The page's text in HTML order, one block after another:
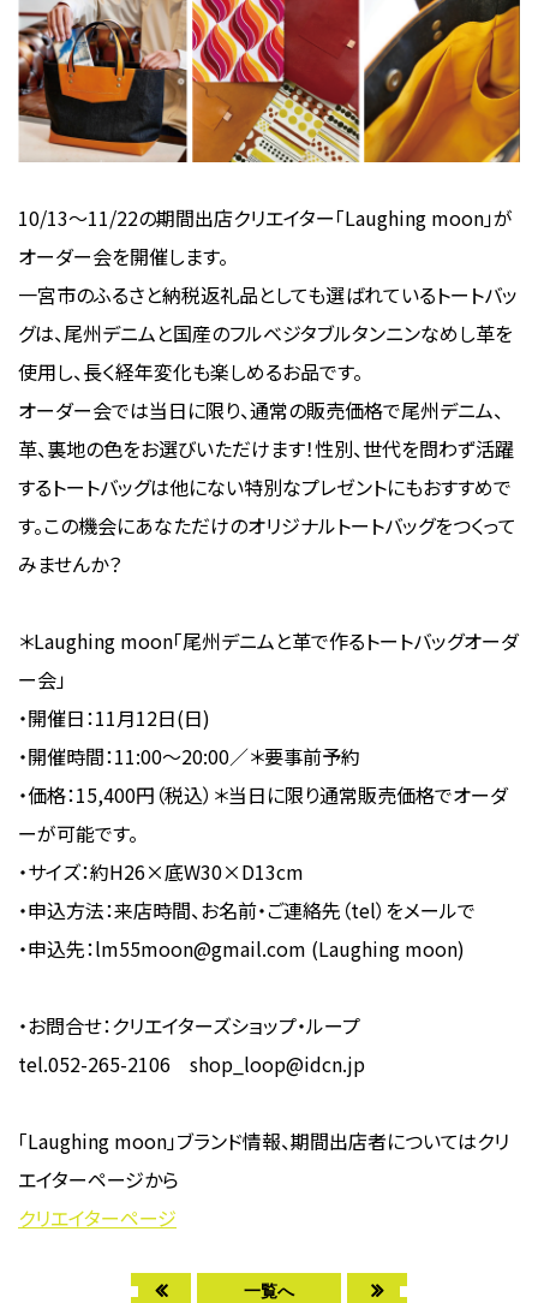
10/13〜11/22の期間出店クリエイター「Laughing moon」が
オーダー会を開催します。
一宮市のふるさと納税返礼品としても選ばれているトートバッ
グは、尾州デニムと国産のフルベジタブルタンニンなめし革を
使用し、長く経年変化も楽しめるお品です。
オーダー会では当日に限り、通常の販売価格で尾州デニム、
革、裏地の色をお選びいただけます！性別、世代を問わず活躍
するトートバッグは他にない特別なプレゼントにもおすすめで
す。この機会にあなただけのオリジナルトートバッグをつくって
みませんか？
＊Laughing moon「尾州デニムと革で作るトートバッグオーダ
ー会」
・開催日：11月12日(日)
・開催時間：11:00〜20:00／＊要事前予約
・価格：15,400円（税込）＊当日に限り通常販売価格でオーダ
ーが可能です。
・サイズ：約H26×底W30×D13cm
・申込方法：来店時間、お名前・ご連絡先（tel）をメールで
・申込先：lm55moon@gmail.com (Laughing moon)
・お問合せ：クリエイターズショップ・ループ
tel.052-265-2106 shop_loop@idcn.jp
「Laughing moon」ブランド情報、期間出店者についてはクリ
エイターページから
クリエイターページ
一覧へ